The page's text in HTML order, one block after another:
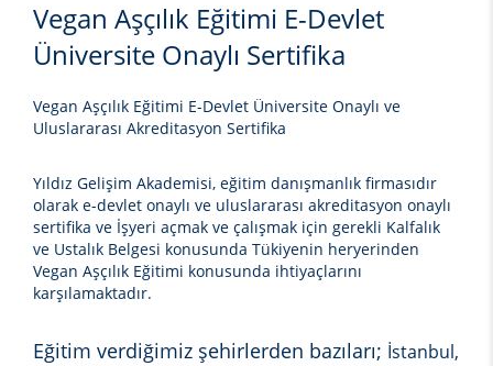
Vegan Aşçılık Eğitimi E-Devlet
Üniversite Onaylı Sertifika
Vegan Aşçılık Eğitimi E-Devlet Üniversite Onaylı ve
Uluslararası Akreditasyon Sertifika
Yıldız Gelişim Akademisi, eğitim danışmanlık firmasıdır
olarak e-devlet onaylı ve uluslararası akreditasyon onaylı
sertifika ve İşyeri açmak ve çalışmak için gerekli Kalfalık
ve Ustalık Belgesi konusunda Tükiyenin heryerinden
Vegan Aşçılık Eğitimi konusunda ihtiyaçlarını
karşılamaktadır.
Eğitim verdiğimiz şehirlerden bazıları; İstanbul,